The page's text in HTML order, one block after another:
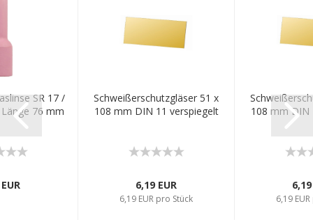
SR 17 /
76 mm
Schweißerschutzgläser 51 x
108 mm DIN 11 verspiegelt
6,19 EUR
6,19 EUR pro Stück
108 mm DIN
6,19